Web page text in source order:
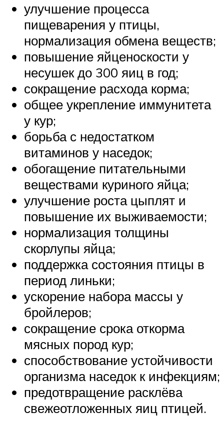
улучшение процесса
пищеварения у птицы,
нормализация обмена веществ;
повышение яйценоскости у
несушек до 300 яиц в год;
сокращение расхода корма;
общее укрепление иммунитета
у кур;
борьба с недостатком
витаминов у наседок;
обогащение питательными
веществами куриного яйца;
улучшение роста цыплят и
повышение их выживаемости;
нормализация толщины
скорлупы яйца;
поддержка состояния птицы в
период линьки;
ускорение набора массы у
бройлеров;
сокращение срока откорма
мясных пород кур;
способствование устойчивости
организма наседок к инфекциям;
предотвращение расклёва
свежеотложенных яиц птицей.